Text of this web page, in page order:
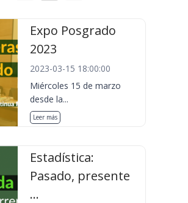
Expo Posgrado
2023
2023-03-15 18:00:00
Miércoles 15 de marzo
desde la...
Leer más
Estadística:
Pasado, presente
...